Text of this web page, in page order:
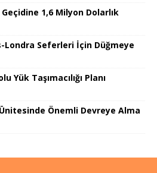
1,6 Milyon Dolarlık
Londra Seferleri İçin Düğmeye
Yük Taşımacılığı Planı
Önemli Devreye Alma